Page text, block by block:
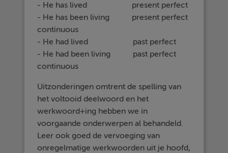
- He has lived present perfect
- He has been living present perfect
continuous
- He had lived past perfect
- He had been living past perfect
continuous
Uitzonderingen omtrent de spelling van
het voltooid deelwoord en het
werkwoord+ing hebben we in
voorgaande onderwerpen al behandeld.
Leer ook goed de vervoeging van
onregelmatige werkwoorden uit je hoofd,